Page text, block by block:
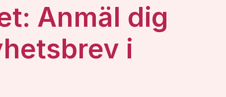
Anmäl dig
i